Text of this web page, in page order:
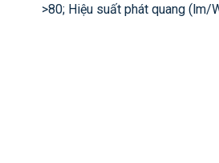
>80; Hiệu suất phát quang (lm/